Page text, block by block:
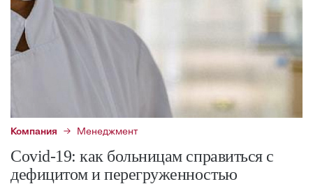
Компания Менеджмент
Covid-19: как больницам справиться с
дефицитом и перегруженностью